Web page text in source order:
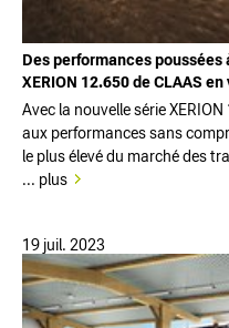
Des performances poussées
XERION 12.650 de CLAAS en
Avec la nouvelle série
aux performances sans
le plus élevé du marché des
... plus
19 juil. 2023